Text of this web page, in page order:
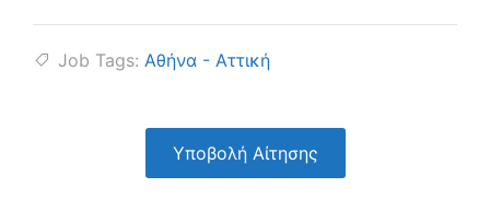
Job Tags: Αθήνα - Αττική
Υποβολή Αίτησης